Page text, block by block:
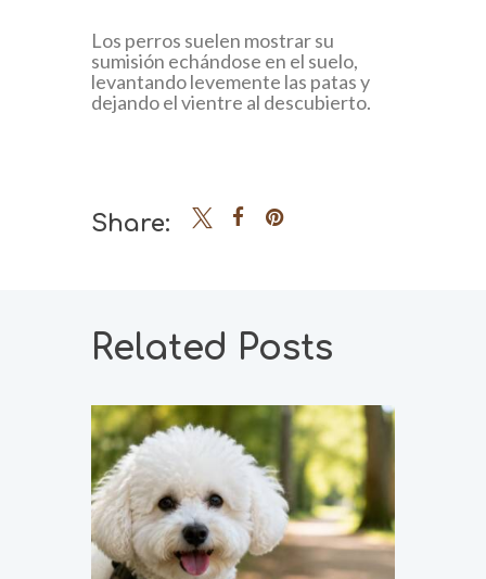
Los perros suelen mostrar su
sumisión echándose en el suelo,
levantando levemente las patas y
dejando el vientre al descubierto.
Share:
Related Posts